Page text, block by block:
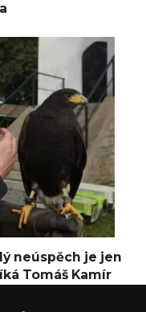
neúspěch je jen
Tomáš Kamír